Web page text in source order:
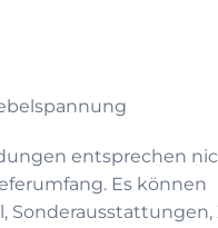
entsprechen
Es können
Sonderausstattungen,